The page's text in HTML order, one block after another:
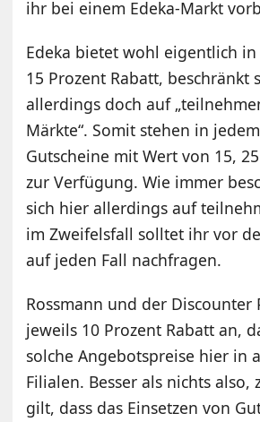
ihr bei einem Edeka-Markt
Edeka bietet wohl eigentlich
15 Prozent Rabatt, beschränkt
allerdings doch auf
Märkte“. Somit stehen in
Gutscheine mit Wert von 15,
zur Verfügung. Wie immer
sich hier allerdings auf
im Zweifelsfall solltet ihr vor
auf jeden Fall nachfragen.
Rossmann und der Discounter
jeweils 10 Prozent Rabatt an,
solche Angebotspreise hier in
Filialen. Besser als nichts also,
gilt, dass das Einsetzen von